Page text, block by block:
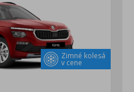
Zimné kolesá
v cene